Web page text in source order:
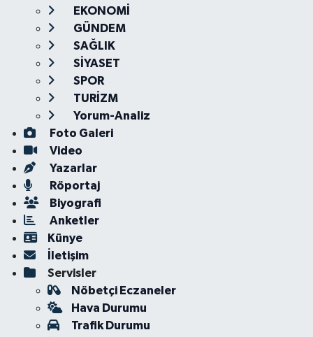
EKONOMİ
GÜNDEM
SAĞLIK
SİYASET
SPOR
TURİZM
Yorum-Analiz
Foto Galeri
Video
Yazarlar
Röportaj
Biyografi
Anketler
Künye
İletişim
Servisler
Nöbetçi Eczaneler
Hava Durumu
Trafik Durumu